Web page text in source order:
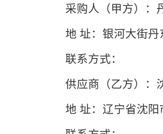
采购人（甲方）：
地 址：银河大街丹
联系方式：
供应商（乙方）：
地 址：辽宁省沈阳